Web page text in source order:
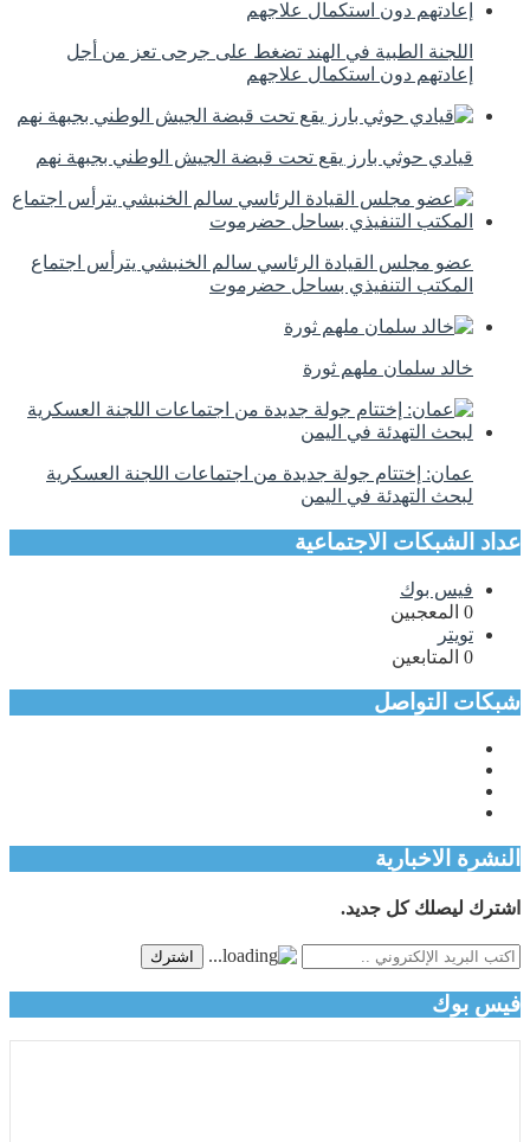
اللجنة الطبية في الهند تضغط على جرحى تعز من أجل
إعادتهم دون استكمال علاجهم
قيادي حوثي بارز يقع تحت قبضة الجيش الوطني بجبهة نهم
عضو مجلس القيادة الرئاسي سالم الخنبشي يترأس اجتماع
المكتب التنفيذي بساحل حضرموت
خالد سلمان ملهم ثورة
عمان: إختتام جولة جديدة من اجتماعات اللجنة العسكرية
لبحث التهدئة في اليمن
عداد الشبكات الاجتماعية
فيس بوك
0 المعجبين
تويتر
0 المتابعين
شبكات التواصل
النشرة الاخبارية
اشترك ليصلك كل جديد.
اشترك
فيس بوك